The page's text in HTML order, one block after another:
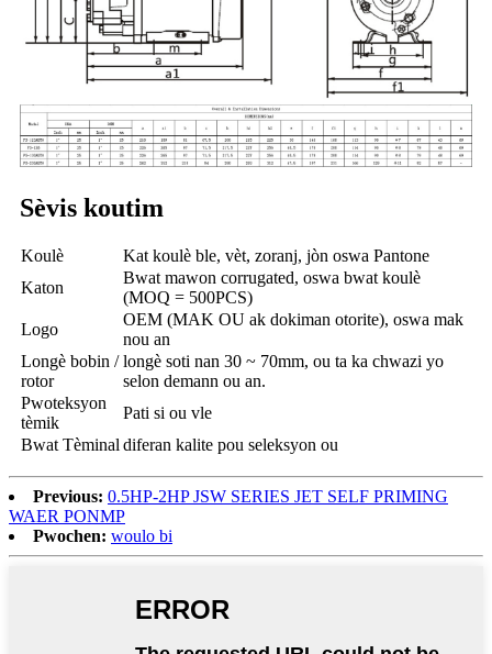
Sèvis koutim
Koulè
Kat koulè ble, vèt, zoranj, jòn oswa Pantone
Katon
Bwat mawon corrugated, oswa bwat koulè
(MOQ = 500PCS)
Logo
OEM (MAK OU ak dokiman otorite), oswa mak
nou an
Longè bobin /
rotor
longè soti nan 30 ~ 70mm, ou ta ka chwazi yo
selon demann ou an.
Pwoteksyon
tèmik
Pati si ou vle
Bwat Tèminal diferan kalite pou seleksyon ou
Previous: 0.5HP-2HP JSW SERIES JET SELF PRIMING
WAER PONMP
Pwochen: woulo bi